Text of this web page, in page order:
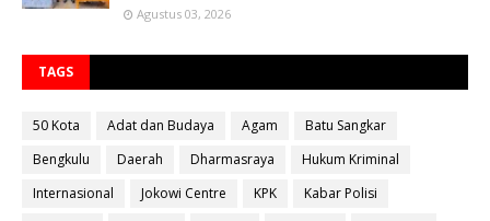
Agustus 03, 2026
TAGS
50 Kota Adat dan Budaya Agam
Batu Sangkar
Bengkulu
Daerah Dharmasraya
Hukum Kriminal
Internasional
Jokowi Centre KPK
Kabar Polisi